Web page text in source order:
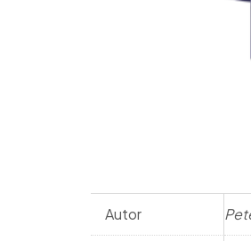
Autor